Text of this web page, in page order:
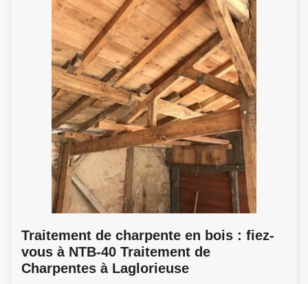
Traitement de charpente en bois : fiez-
vous à NTB-40 Traitement de
Charpentes à Laglorieuse